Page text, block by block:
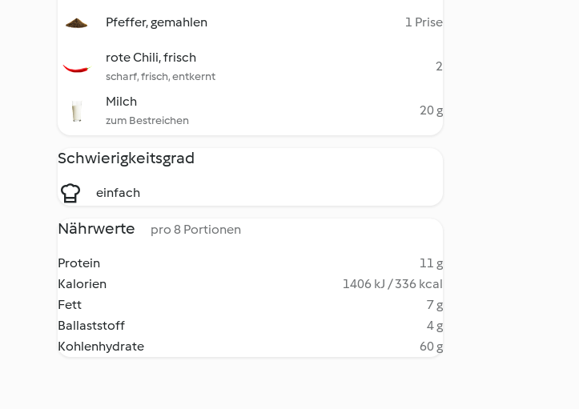
Pfeffer, gemahlen 1 Prise
rote Chili, frisch
scharf, frisch, entkernt
2
Milch
zum Bestreichen
20 g
Schwierigkeitsgrad
einfach
Nährwerte pro 8 Portionen
Protein
11 g
Kalorien
1406 kJ / 336 kcal
Fett
7 g
Ballaststoff
4 g
Kohlenhydrate
60 g